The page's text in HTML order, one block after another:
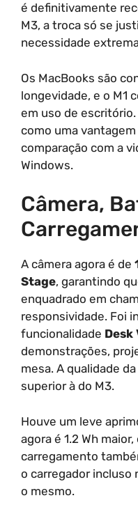
é definitivamente
M3, a troca só se
necessidade
Os MacBooks são
longevidade, e o M1
em uso de
como uma
comparação com a
Windows.
Câmera,
A câmera agora é de
Stage, garantindo
enquadrado em
responsividade. Foi
funcionalidade Desk
demonstrações,
mesa. A qualidade
superior à do M3.
Houve um leve
agora é 1.2 Wh
carregamento
o carregador incluso
o mesmo.